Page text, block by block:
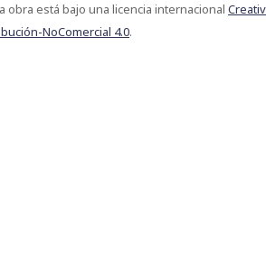
obra está bajo una licencia internacional
NoComercial 4.0.